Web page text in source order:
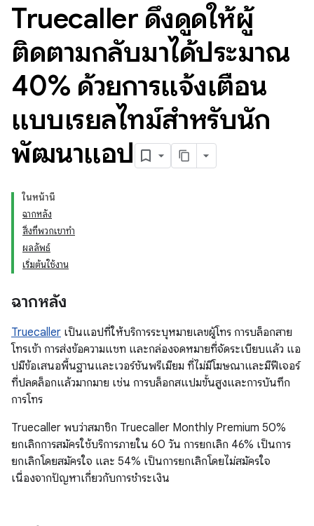
Truecaller ดึงดูดให้ผู้
ติดตามกลับมาได้ประมาณ
40% ด้วยการแจ้งเตือน
แบบเรียลไทม์สำหรับนัก
พัฒนาแอป
ในหน้านี้
ฉากหลัง
สิ่งที่พวกเขาทำ
ผลลัพธ์
เริ่มต้นใช้งาน
ฉากหลัง
Truecaller เป็นแอปที่ให้บริการระบุหมายเลขผู้โทร การบล็อกสาย
โทรเข้า การส่งข้อความแชท และกล่องจดหมายที่จัดระเบียบแล้ว แอ
ปมีข้อเสนอพื้นฐานและเวอร์ชันพรีเมียม ที่ไม่มีโฆษณาและมีฟีเจอร์
ที่ปลดล็อกแล้วมากมาย เช่น การบล็อกสแปมขั้นสูงและการบันทึก
การโทร
Truecaller พบว่าสมาชิก Truecaller Monthly Premium 50%
ยกเลิกการสมัครใช้บริการภายใน 60 วัน การยกเลิก 46% เป็นการ
ยกเลิกโดยสมัครใจ และ 54% เป็นการยกเลิกโดยไม่สมัครใจ
เนื่องจากปัญหาเกี่ยวกับการชำระเงิน